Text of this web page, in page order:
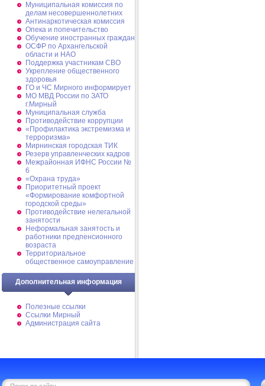
Муниципальная комиссия по
делам несовершеннолетних
Антинаркотическая комиссия
Опека и попечительство
Обучение иностранных граждан
ОСФР по Архангельской
области и НАО
Поддержка участникам СВО
Укрепление общественного
здоровья
ГО и ЧС Мирного информирует
МО МВД России по ЗАТО
г.Мирный
Муниципальная cлужба
Противодействие коррупции
«Профилактика экстремизма и
терроризма»
Мирнинская городская ТИК
Резерв управленческих кадров
Межрайонная ИФНС России №
6
«Охрана труда»
Приоритетный проект
«Формирование комфортной
городской среды»
Противодействие нелегальной
занятости
Неформальная занятость и
работники предпенсионного
возраста
Территориальное
общественное самоуправление
Дополнительная информация
Полезные ссылки
Ссылки Мирный
Администрация сайта